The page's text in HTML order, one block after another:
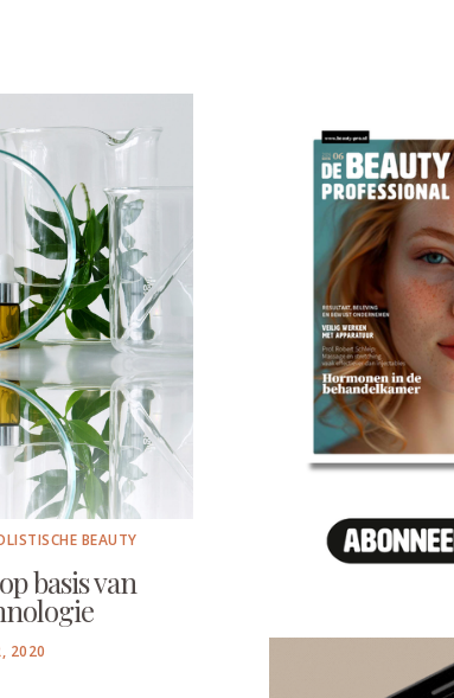
BEAUTY
basis van
2020